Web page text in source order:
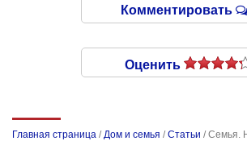
Комментировать
Оценить
Главная страница /Дом и семья /Статьи /Семья.